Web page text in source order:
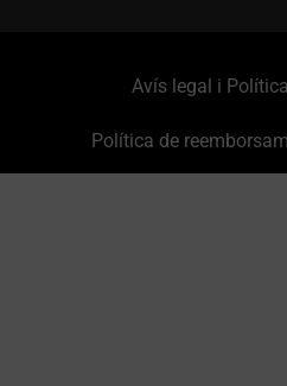
Avís legal i
Política de